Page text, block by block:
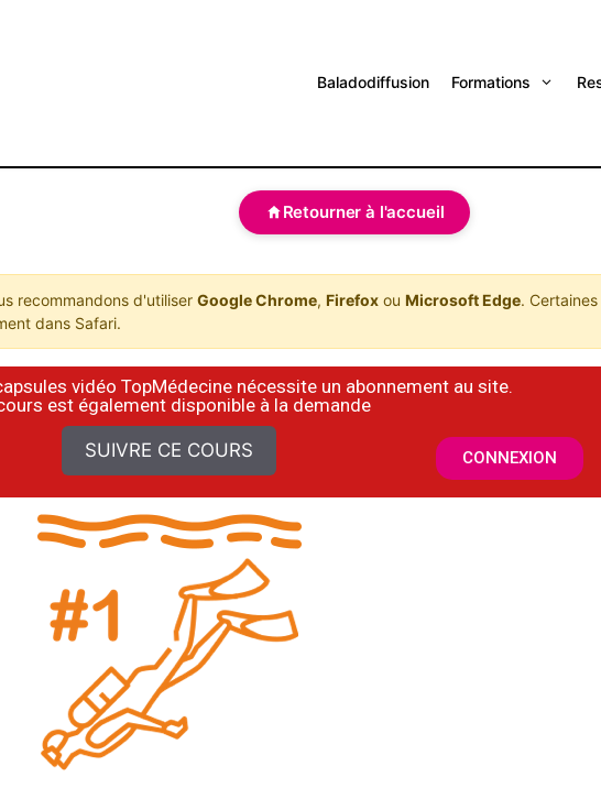
Baladodiffusion Formations
Retourner à l'accueil
recommandons d'utiliser Google Chrome, Firefoxou Microsoft Edge. Certaines
dans Safari.
vidéo TopMédecine nécessite un abonnement au site.
est également disponible à la demande
SUIVRE CE COURS CONNEXION